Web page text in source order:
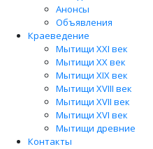
Анонсы
Объявления
Краеведение
Мытищи XXI век
Мытищи XX век
Мытищи XIX век
Мытищи XVIII век
Мытищи XVII век
Мытищи XVI век
Мытищи древние
Контакты